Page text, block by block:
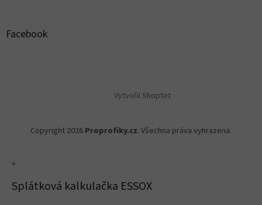
Facebook
Vytvořil Shoptet
Copyright 2026 Proprofiky.cz. Všechna práva vyhrazena.
×
Splátková kalkulačka ESSOX